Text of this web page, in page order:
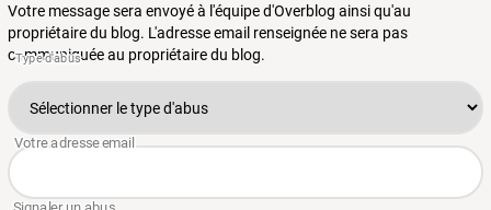
Votre message sera envoyé à l'équipe d'Overblog ainsi qu'au
propriétaire du blog. L'adresse email renseignée ne sera pas
communiquée au propriétaire du blog.